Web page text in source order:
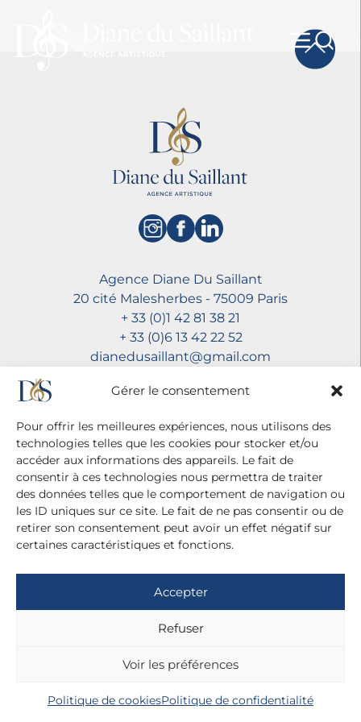
Gérer le consentement
Pour offrir les meilleures expériences, nous utilisons des
technologies telles que les cookies pour stocker et/ou
accéder aux informations des appareils. Le fait de
consentir à ces technologies nous permettra de traiter
des données telles que le comportement de navigation ou
les ID uniques sur ce site. Le fait de ne pas consentir ou de
retirer son consentement peut avoir un effet négatif sur
certaines caractéristiques et fonctions.
Accepter
Refuser
Voir les préférences
Politique de cookiesPolitique de confidentialité
Agence Diane Du Saillant
20 cité Malesherbes - 75009 Paris
+ 33 (0)1 42 81 38 21
+ 33 (0)6 13 42 22 52
dianedusaillant@gmail.com
Mentions légales